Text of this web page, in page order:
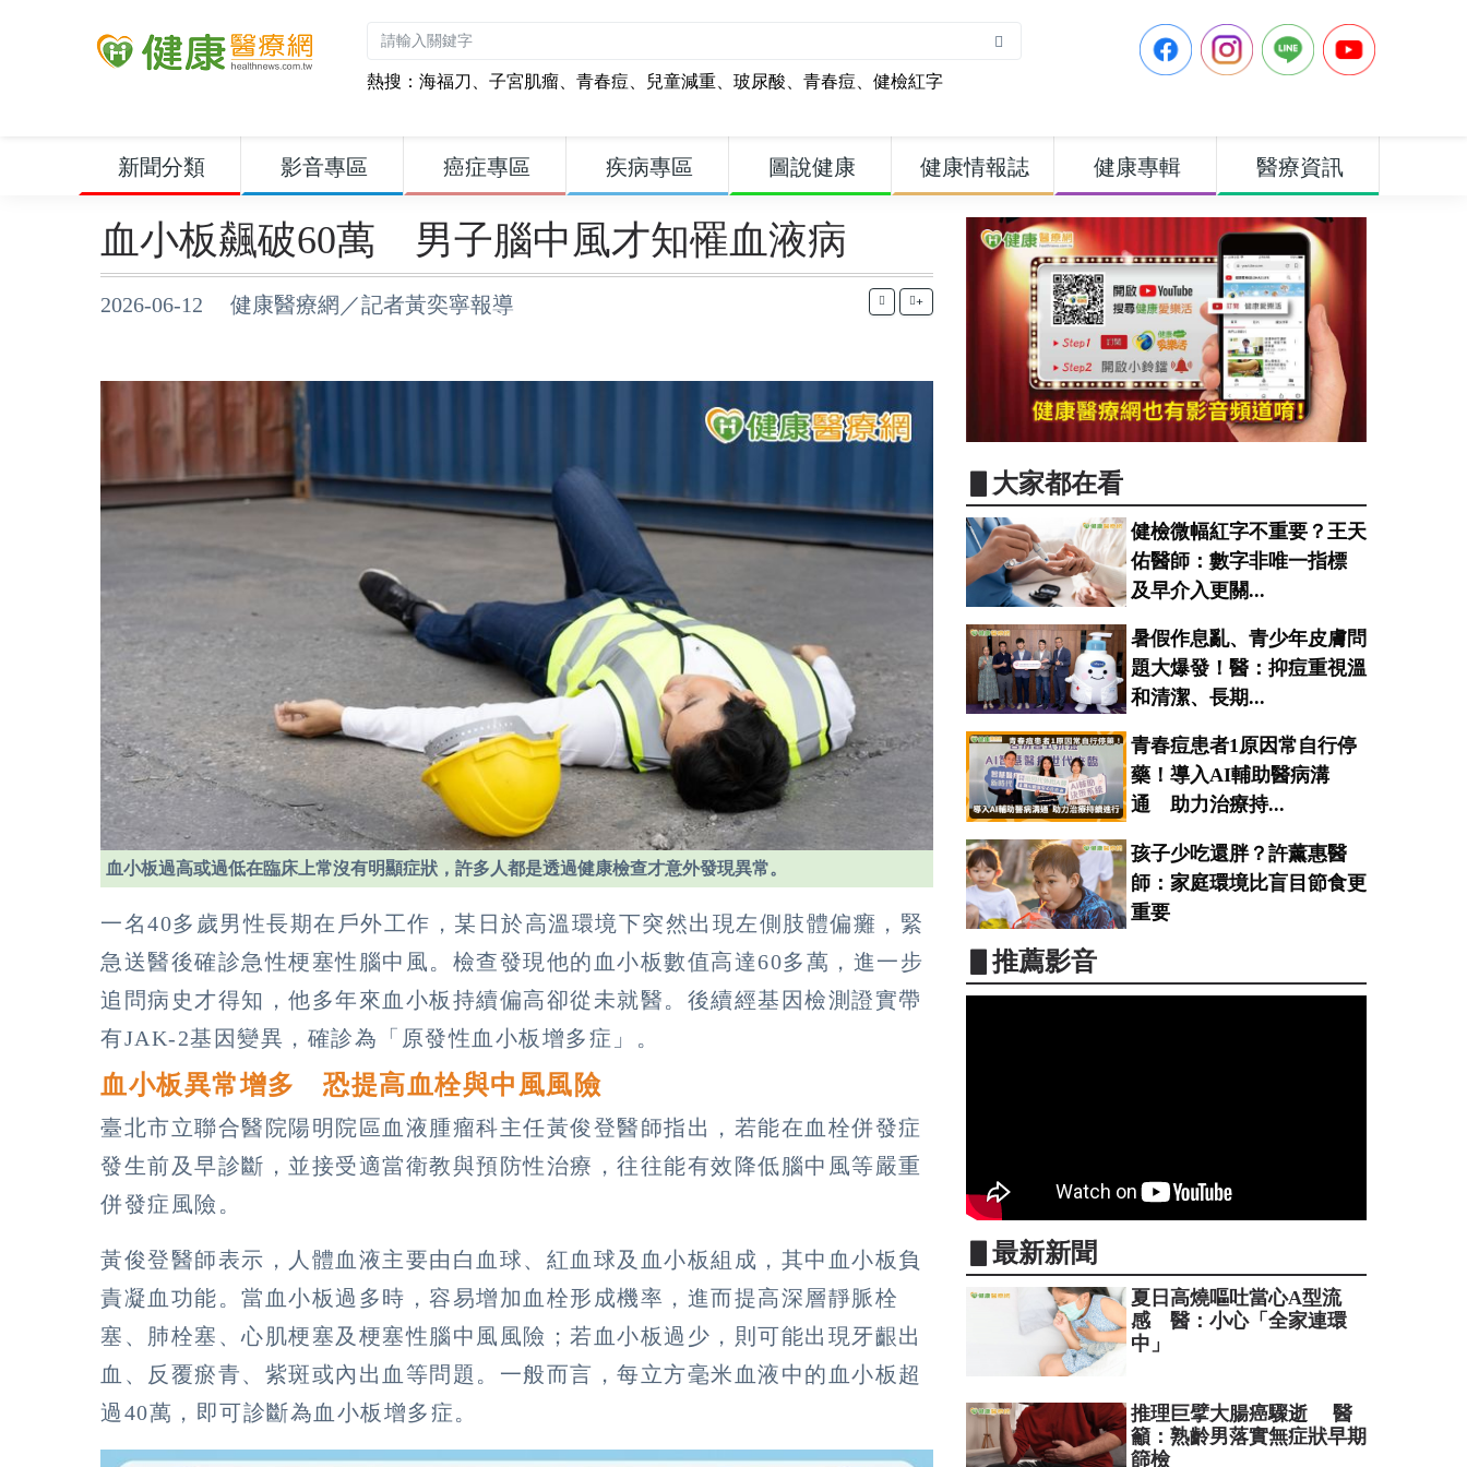
熱搜： 海福刀 、 子宮肌瘤、 青春痘、 兒童減重、 玻尿酸、 青春痘、 健檢紅字
新聞分類 影音專區 癌症專區 疾病專區 圖說健康 健康情報誌 健康專輯 醫療資訊
血小板飆破60萬 男子腦中風才知罹血液病
2026-06-12 健康醫療網／記者黃奕寧報導 +
血小板過高或過低在臨床上常沒有明顯症狀，許多人都是透過健康檢查才意外發現異常。
一名40多歲男性長期在戶外工作，某日於高溫環境下突然出現左側肢體偏癱，緊
急送醫後確診急性梗塞性腦中風。檢查發現他的血小板數值高達60多萬，進一步
追問病史才得知，他多年來血小板持續偏高卻從未就醫。後續經基因檢測證實帶
有JAK-2基因變異，確診為「原發性血小板增多症」。
血小板異常增多 恐提高血栓與中風風險
臺北市立聯合醫院陽明院區血液腫瘤科主任黃俊登醫師指出，若能在血栓併發症
發生前及早診斷，並接受適當衛教與預防性治療，往往能有效降低腦中風等嚴重
併發症風險。
黃俊登醫師表示，人體血液主要由白血球、紅血球及血小板組成，其中血小板負
責凝血功能。當血小板過多時，容易增加血栓形成機率，進而提高深層靜脈栓
塞、肺栓塞、心肌梗塞及梗塞性腦中風風險；若血小板過少，則可能出現牙齦出
血、反覆瘀青、紫斑或內出血等問題。一般而言，每立方毫米血液中的血小板超
過40萬，即可診斷為血小板增多症。
▋大家都在看
健檢微幅紅字不重要？王天
佑醫師：數字非唯一指標
及早介入更關...
暑假作息亂、青少年皮膚問
題大爆發！醫：抑痘重視溫
和清潔、長期...
青春痘患者1原因常自行停
藥！導入AI輔助醫病溝
通 助力治療持...
孩子少吃還胖？許薰惠醫
師：家庭環境比盲目節食更
重要
▋推薦影音
▋最新新聞
夏日高燒嘔吐當心A型流
感 醫：小心「全家連環
中」
推理巨擘大腸癌驟逝 醫
籲：熟齡男落實無症狀早期
篩檢